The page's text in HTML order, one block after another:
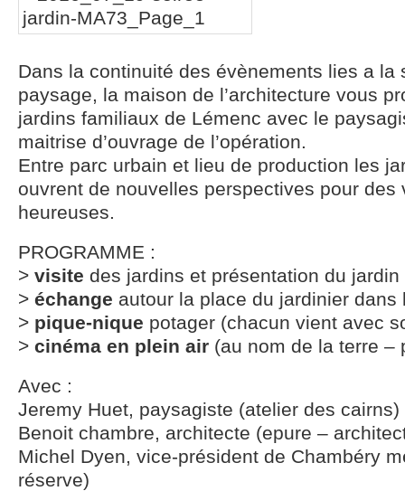
Dans la continuité des évènements lies a la
paysage, la maison de l’architecture vous
jardins familiaux de Lémenc avec le
maitrise d’ouvrage de l’opération.
Entre parc urbain et lieu de production les
ouvrent de nouvelles perspectives pour des
heureuses.
PROGRAMME :
> visite des jardins et présentation du jardin
> échange autour la place du jardinier dans
> pique-nique potager (chacun vient avec
> cinéma en plein air (au nom de la terre –
Avec :
Jeremy Huet, paysagiste (atelier des cairns)
Benoit chambre, architecte (epure –
Michel Dyen, vice-président de Chambéry
réserve)